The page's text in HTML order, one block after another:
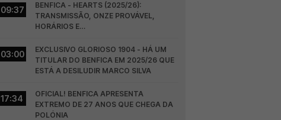
09:37
BENFICA - HEARTS (2025/26):
TRANSMISSÃO, ONZE PROVÁVEL,
HORÁRIOS E…
03:00
EXCLUSIVO GLORIOSO 1904 - HÁ UM
TITULAR DO BENFICA EM 2025/26 QUE
ESTÁ A DESILUDIR MARCO SILVA
17:34
OFICIAL! BENFICA APRESENTA
EXTREMO DE 27 ANOS QUE CHEGA DA
POLÓNIA